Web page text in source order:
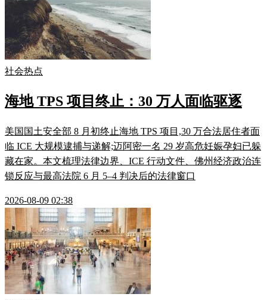
社会热点
海地 TPS 项目终止：30 万人面临驱逐
美国国土安全部 8 月初终止海地 TPS 项目,30 万合法居住者面
临 ICE 大规模逮捕与递解;迈阿密一名 29 岁高危妊娠孕妇已躲
藏在家。本文梳理法律边界、ICE 行动文件、佛州经济政治连
锁反应与最高法院 6 月 5–4 判决后的法律窗口
2026-08-09 02:38